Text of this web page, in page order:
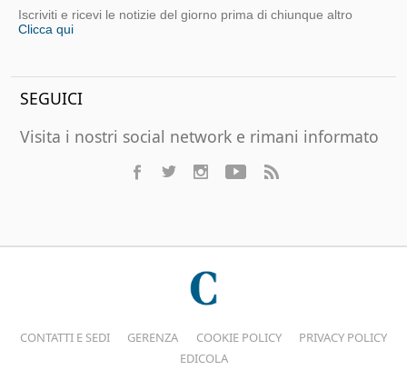
Iscriviti e ricevi le notizie del giorno prima di chiunque altro
Clicca qui
SEGUICI
Visita i nostri social network e rimani informato
CONTATTI E SEDI GERENZA COOKIE POLICY
PRIVACY POLICY
EDICOLA